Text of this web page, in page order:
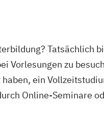
Tatsächlich
Vorlesungen zu
ein
Online-Seminare